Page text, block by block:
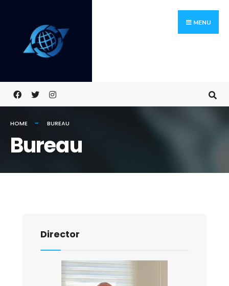
content
MENU
HOME BUREAU
Bureau
Director